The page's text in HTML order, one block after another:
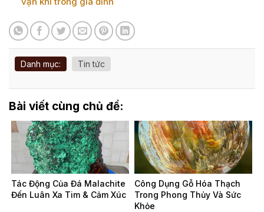
Danh mục: Tin tức
Bài viết cùng chủ đề:
Tác Động Của Đá Malachite
Đến Luân Xa Tim & Cảm Xúc
Công Dụng Gỗ Hóa Thạch
Trong Phong Thủy Và Sức
Khỏe